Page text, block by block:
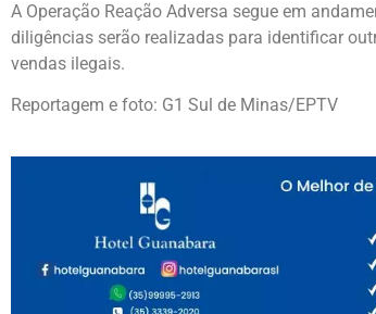
A Operação Reação Adversa segue em
diligências serão realizadas para identificar
vendas ilegais.
Reportagem e foto: G1 Sul de Minas/EPTV